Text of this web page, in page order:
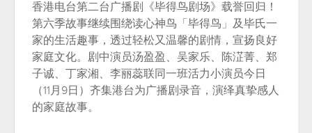
香港电台第二台广播剧《毕得鸟剧场》载誉回归！
第六季故事继续围绕读心神鸟「毕得鸟」及毕氏一
家的生活趣事，透过轻松又温馨的剧情，宣扬良好
家庭文化。剧中演员汤盈盈、吴家乐、陈淽菁、郑
子诚、丁家湘、李丽蕊联同一班活力小演员今日
（11月9日）齐集港台为广播剧录音，演绎真挚感人
的家庭故事。